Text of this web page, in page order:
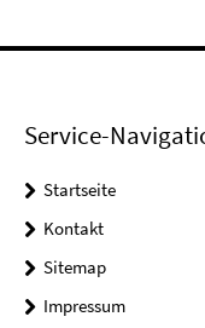
Service-
Startseite
Kontakt
Sitemap
Impressum